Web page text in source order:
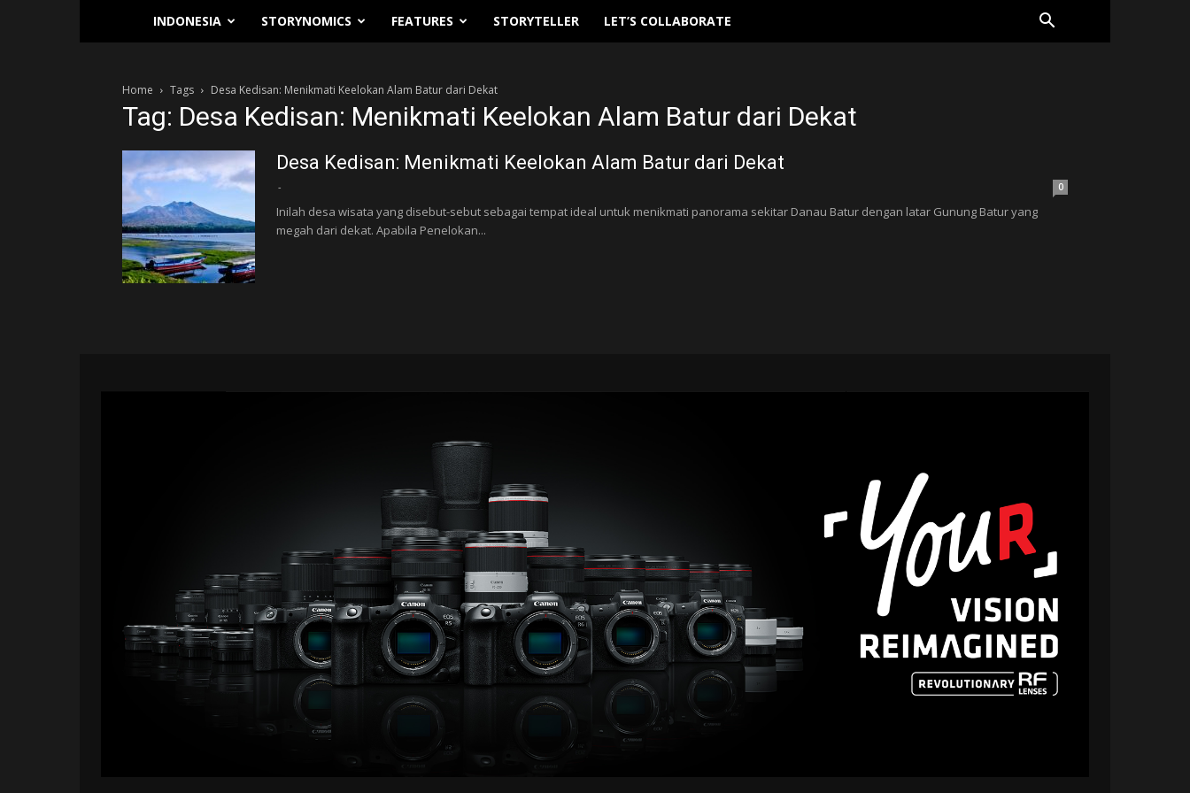
Traverse.id
INDONESIA STORYNOMICS FEATURES STORYTELLER LET’S COLLABORATE
Home Tags Desa Kedisan: Menikmati Keelokan Alam Batur dari Dekat
Tag: Desa Kedisan: Menikmati Keelokan Alam Batur dari Dekat
Desa Kedisan: Menikmati Keelokan Alam Batur dari Dekat
- 0
Inilah desa wisata yang disebut-sebut sebagai tempat ideal untuk menikmati panorama sekitar Danau Batur dengan latar Gunung Batur yang
megah dari dekat. Apabila Penelokan...